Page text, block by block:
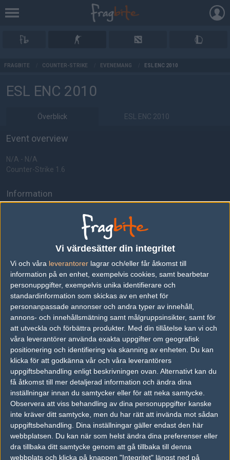
Vi värdesätter din integritet
Vi och våra leverantorer lagrar och/eller får åtkomst till
information på en enhet, exempelvis cookies, samt bearbetar
personuppgifter, exempelvis unika identifierare och
standardinformation som skickas av en enhet för
personanpassade annonser och andra typer av innehåll,
annons- och innehållsmätning samt målgruppsinsikter, samt för
att utveckla och förbättra produkter. Med din tillåtelse kan vi och
våra leverantörer använda exakta uppgifter om geografisk
positionering och identifiering via skanning av enheten. Du kan
klicka för att godkänna vår och våra leverantörers
uppgiftsbehandling enligt beskrivningen ovan. Alternativt kan du
få åtkomst till mer detaljerad information och ändra dina
inställningar innan du samtycker eller för att neka samtycke.
Observera att viss behandling av dina personuppgifter kanske
inte kräver ditt samtycke, men du har rätt att invända mot sådan
uppgiftsbehandling. Dina inställningar gäller endast den här
webbplatsen. Du kan när som helst ändra dina preferenser eller
dra tillbaka ditt samtycke genom att gå tillbaka till denna
webbplats och klicka på knappen "Integritet" längst ned på
FRAGBITE COUNTER-STRIKE EVENEMANG ESL ENC 2010
ESL ENC 2010
Överblick ESL ENC 2010
Event overview
N/A - N/A
Counter-Strike 1.6
Information
Följ oss i social media
Följ oss på Facebook
Följ oss på Twitter
Följ oss på Instagram
Följ oss på Twitch
Information
Annonsering
Copyright och Privacy Policy
Användaravtal
Kontakta
Om Fragbite